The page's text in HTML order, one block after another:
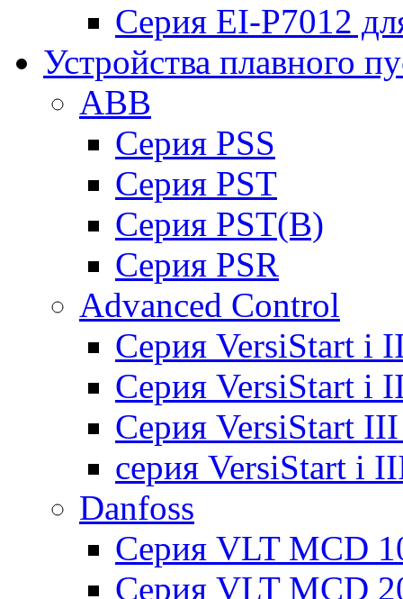
Серия EI-P7012
Устройства плавного
ABB
Cерия PSS
Cерия PST
Cерия PST(B)
Серия PSR
Advanced Control
Cерия VersiStart i
Cерия VersiStart i
Cерия VersiStart
серия VersiStart i
Danfoss
Серия VLT MCD
Серия VLT MCD